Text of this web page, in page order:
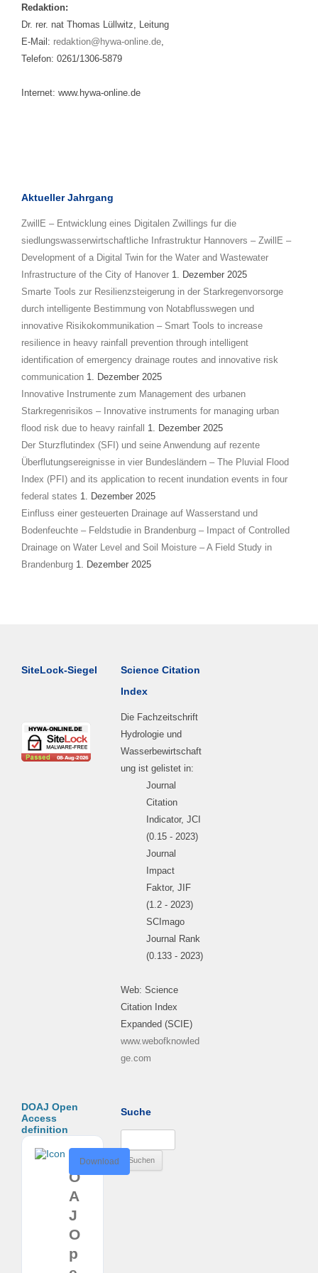
Redaktion:
Dr. rer. nat Thomas Lüllwitz, Leitung
E-Mail: redaktion@hywa-online.de
Telefon: 0261/1306-5879
Internet: www.hywa-online.de
Aktueller Jahrgang
ZwillE – Entwicklung eines Digitalen Zwillings fur die
siedlungswasserwirtschaftliche Infrastruktur Hannovers – ZwillE –
Development of a Digital Twin for the Water and Wastewater
Infrastructure of the City of Hanover 1. Dezember 2025
Smarte Tools zur Resilienzsteigerung in der Starkregenvorsorge
durch intelligente Bestimmung von Notabflusswegen und
innovative Risikokommunikation – Smart Tools to increase
resilience in heavy rainfall prevention through intelligent
identification of emergency drainage routes and innovative risk
communication 1. Dezember 2025
Innovative Instrumente zum Management des urbanen
Starkregenrisikos – Innovative instruments for managing urban
flood risk due to heavy rainfall
1. Dezember 2025
Der Sturzflutindex (SFI) und seine Anwendung auf rezente
Überflutungsereignisse in vier Bundesländern – The Pluvial Flood
Index (PFI) and its application to recent inundation events in four
federal states 1. Dezember 2025
Einfluss einer gesteuerten Drainage auf Wasserstand und
Bodenfeuchte – Feldstudie in Brandenburg – Impact of Controlled
Drainage on Water Level and Soil Moisture – A Field Study in
Brandenburg 1. Dezember 2025
SiteLock-Siegel
Science Citation
Index
Die Fachzeitschrift
Hydrologie und
Wasserbewirtschaft
ung ist gelistet in:
Journal
Citation
Indicator, JCI
(0.15 - 2023)
Journal
Impact
Faktor, JIF
(1.2 - 2023)
SCImago
Journal Rank
(0.133 - 2023)
Web: Science
Citation Index
Expanded (SCIE)
www.webofknowled
ge.com
DOAJ Open
Access
definition
O
A
J
O
p
Download
Suche
nach: